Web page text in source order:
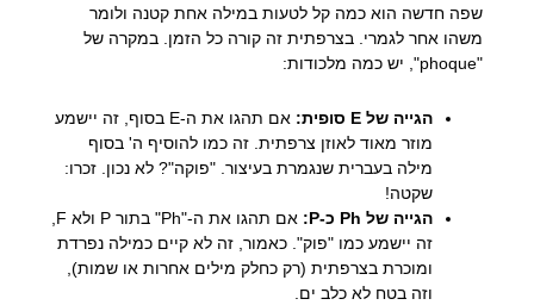
שפה חדשה הוא כמה קל לטעות במילה אחת קטנה ולומר
משהו אחר לגמרי. בצרפתית זה קורה כל הזמן. במקרה של
"phoque", יש כמה מלכודות:
הגייה של E סופית:
אם תהגו את ה-E בסוף, זה יישמע
מוזר מאוד לאוזן צרפתית. זה כמו להוסיף ה' בסוף
מילה בעברית שנגמרת בעיצור. "פוקה"? לא נכון. זכרו:
שקטה!
הגייה של Ph כ-P:
זה יישמע כמו "פוק". כאמור, זה לא קיים כמילה נפרדת
ומוכרת בצרפתית (רק כחלק מילים אחרות או שמות),
וזה בטח לא כלב ים.